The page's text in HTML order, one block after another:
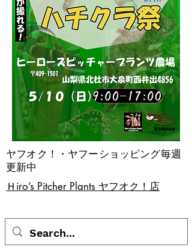
​Ｈiro’s Pitcher Plants ヤフオク！店
ヤフオク！・ヤフーショッピング毎週
更新中